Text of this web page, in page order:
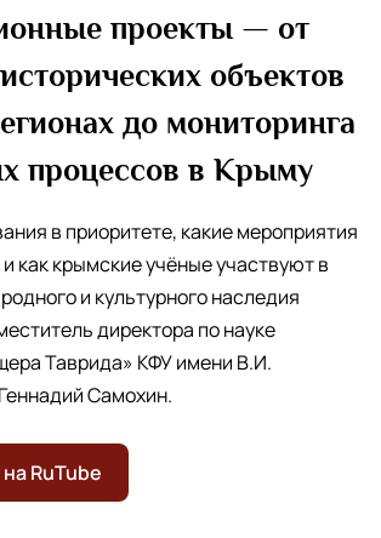
проекты — от
объектов
до мониторинга
процессов в Крыму
в приоритете, какие мероприятия
как крымские учёные участвуют в
и культурного наследия
директора по науке
Таврида» КФУ имени В.И.
Самохин.
RuTube